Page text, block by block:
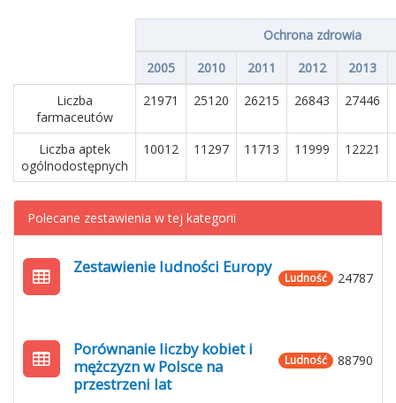
Ochrona zdrowia
2005
2010 2011 2012
2013
Liczba
farmaceutów
21971 25120 26215 26843 27446
Liczba aptek
ogólnodostępnych
10012 11297 11713 11999 12221
Polecane zestawienia w tej kategorii
24787
Ludność
Zestawienie ludności Europy
88790
Ludność
Porównanie liczby kobiet i
mężczyzn w Polsce na
przestrzeni lat